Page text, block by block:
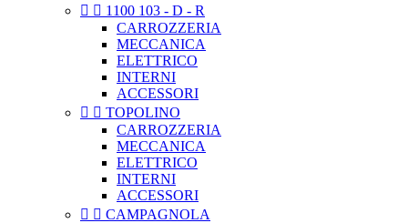
  1100 103 - D - R
CARROZZERIA
MECCANICA
ELETTRICO
INTERNI
ACCESSORI
  TOPOLINO
CARROZZERIA
MECCANICA
ELETTRICO
INTERNI
ACCESSORI
  CAMPAGNOLA